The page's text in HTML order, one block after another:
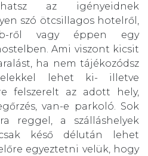
az igényeidnek
szó ötcsillagos hotelről,
ről vagy éppen egy
Ami viszont kicsit
ha nem tájékozódsz
lehet ki- illetve
felszerelt az adott hely,
van-e parkoló. Sok
reggel, a szálláshelyek
késő délután lehet
egyeztetni velük, hogy